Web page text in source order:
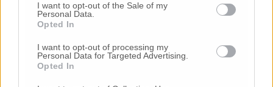
I want to opt-out of the Sale of my
Personal Data.
Opted In
I want to opt-out of processing my
Personal Data for Targeted Advertising.
Opted In
Il consigliere
città anche nel reperimento delle risorse «ma
non trovo sbagliata la proposta». Il